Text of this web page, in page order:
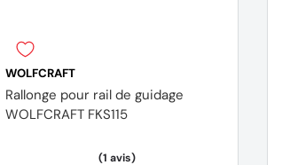
WOLFCRAFT
Rallonge pour rail de guidage
WOLFCRAFT FKS115